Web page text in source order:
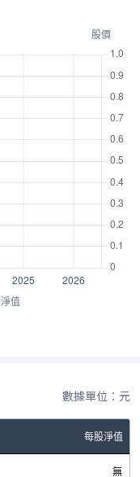
值
數據單位：元
每股淨值
無